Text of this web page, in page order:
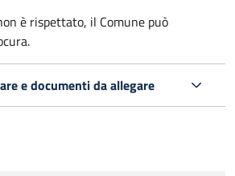
è rispettato, il Comune può
e documenti da allegare